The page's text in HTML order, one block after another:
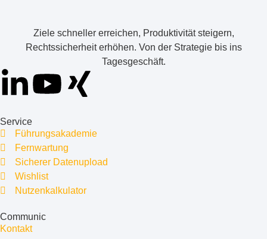
Ziele schneller erreichen, Produktivität steigern,
Rechtssicherheit erhöhen. Von der Strategie bis ins
Tagesgeschäft.
Service
Führungsakademie
Fernwartung
Sicherer Datenupload
Wishlist
Nutzenkalkulator
Communic
Kontakt